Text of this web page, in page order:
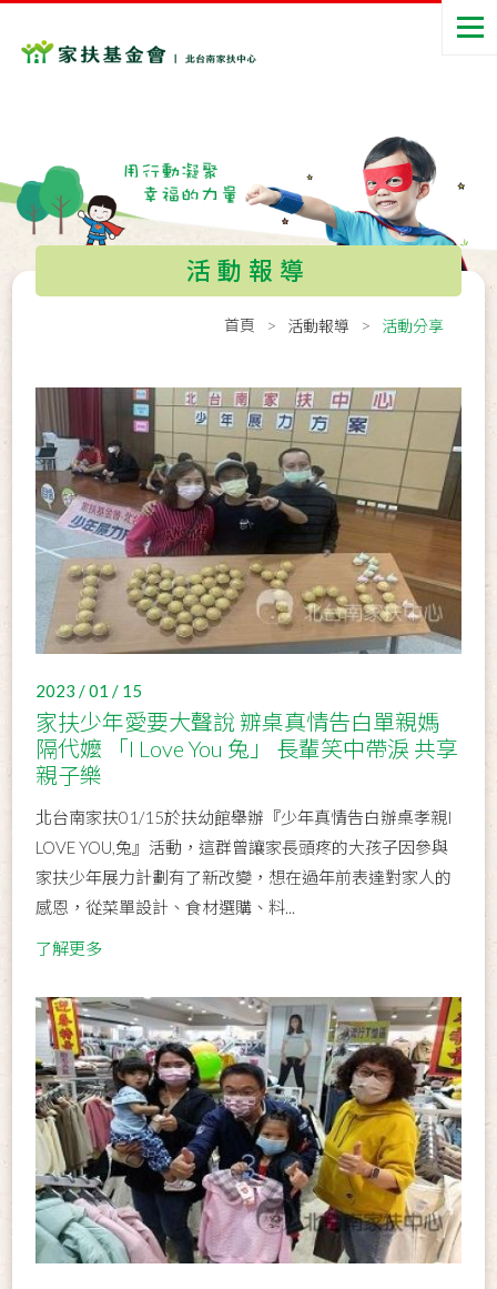
活動報導
首頁 活動報導 活動分享
2023 / 01 / 15
家扶少年愛要大聲說 辧桌真情告白單親媽
隔代嬤 「I Love You 兔」 長輩笑中帶淚 共享
親子樂
北台南家扶01/15於扶幼館舉辦『少年真情告白辦桌孝親I
LOVE YOU,兔』活動，這群曾讓家長頭疼的大孩子因參與
家扶少年展力計劃有了新改變，想在過年前表達對家人的
感恩，從菜單設計、食材選購、料...
了解更多